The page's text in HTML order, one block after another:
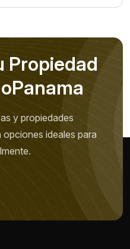
Propiedad
oPanama
y propiedades
ideales para